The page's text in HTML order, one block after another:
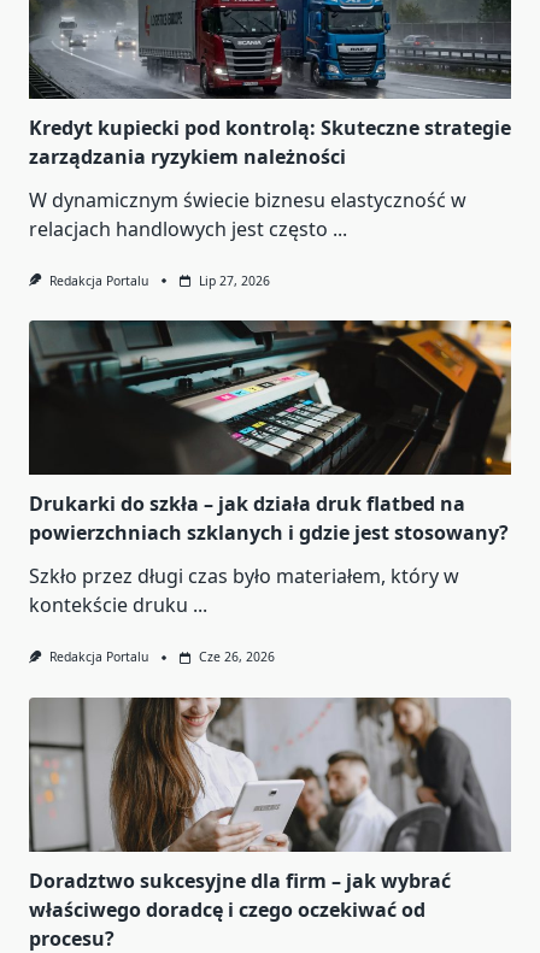
Kredyt kupiecki pod kontrolą: Skuteczne strategie
zarządzania ryzykiem należności
W dynamicznym świecie biznesu elastyczność w
relacjach handlowych jest często ...
Redakcja Portalu Lip 27, 2026
Drukarki do szkła – jak działa druk flatbed na
powierzchniach szklanych i gdzie jest stosowany?
Szkło przez długi czas było materiałem, który w
kontekście druku ...
Redakcja Portalu Cze 26, 2026
Doradztwo sukcesyjne dla firm – jak wybrać
właściwego doradcę i czego oczekiwać od
procesu?